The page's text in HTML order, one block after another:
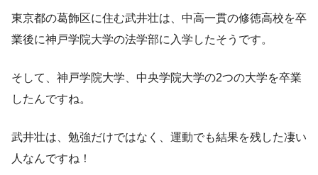
東京都の葛飾区に住む武井壮は、中高一貫の修徳高校を卒
業後に神戸学院大学の法学部に入学したそうです。
そして、神戸学院大学、中央学院大学の2つの大学を卒業
したんですね。
武井壮は、勉強だけではなく、運動でも結果を残した凄い
人なんですね！